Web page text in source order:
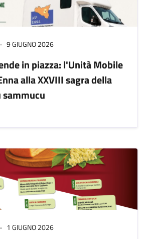
9 GIUGNO 2026
in piazza: l'Unità Mobile
alla XXVIII sagra della
1 GIUGNO 2026